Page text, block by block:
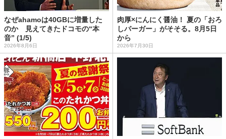
なぜahamoは40GBに増量した
のか 見えてきたドコモの“本
音” (1/5)
2026年8月6日
肉厚×にんにく醤油！ 夏の「おろ
しバーガー」がそそる。8月5日
から
2026年7月30日